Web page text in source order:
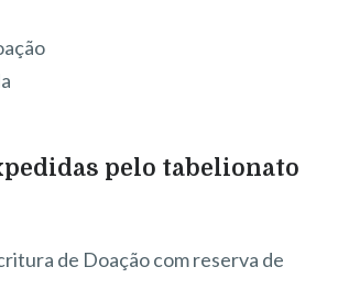
pelo tabelionato
de Doação com reserva de